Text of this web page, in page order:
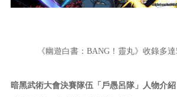
《幽遊白書：BANG！靈丸》收錄多
暗黑武術大會決賽隊伍「戶愚呂隊」人物介紹